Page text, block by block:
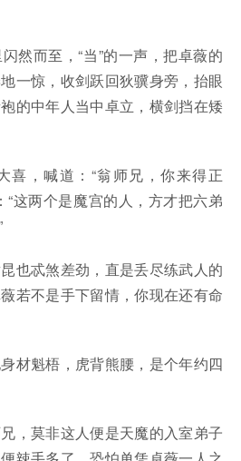
然而至，“当”的一声，把卓薇的
一惊，收剑跃回狄骥身旁，抬眼
的中年人当中卓立，横剑挡在矮
喜，喊道：“翁师兄，你来得正
“这两个是魔宫的人，方才把六弟
也忒煞差劲，直是丢尽练武人的
若不是手下留情，你现在还有命
材魁梧，虎背熊腰，是个年约四
，莫非这人便是天魔的入室弟子